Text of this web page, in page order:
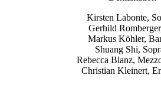
Kirsten Labonte,
Gerhild
Markus Köhler,
Shuang Shi,
Rebecca Blanz,
Christian Kleinert,